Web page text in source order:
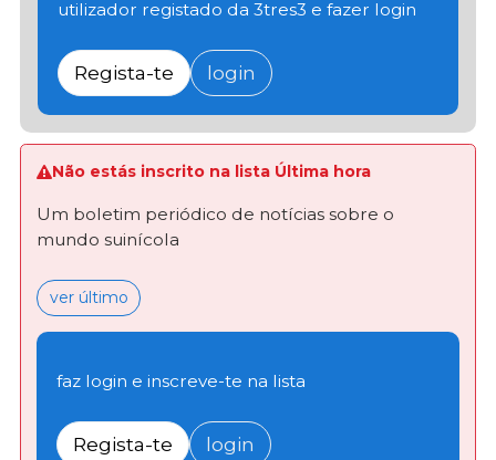
utilizador registado da 3tres3 e fazer login
Regista-te login
Não estás inscrito na lista Última hora
Um boletim periódico de notícias sobre o
mundo suinícola
ver último
faz login e inscreve-te na lista
Regista-te login